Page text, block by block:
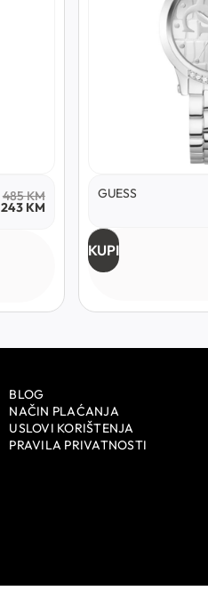
485KM
243 KM
GUESS
KUPI
BLOG
NAČIN PLAĆANJA
USLOVI KORIŠTENJA
PRAVILA PRIVATNOSTI